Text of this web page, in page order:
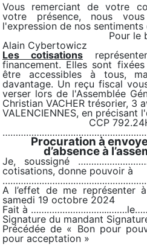
Vous remerciant de votre
votre présence, nous
l'expression de nos sentiments
Pour le
Alain Cybertowicz
Les cotisations
financement. Elles sont
être accessibles à tous,
davantage. Un reçu fiscal
verser lors de l'Assemblée
Christian VACHER trésorier, 3
VALENCIENNES, en précisant
CCP
Procuration à
d’absence à
Je, soussigné
cotisations, donne pouvoir à
A l’effet de me représenter à
samedi 19 octobre 2024
Fait à
Signature du mandant
Précédée de « Bon pour
pour acceptation »